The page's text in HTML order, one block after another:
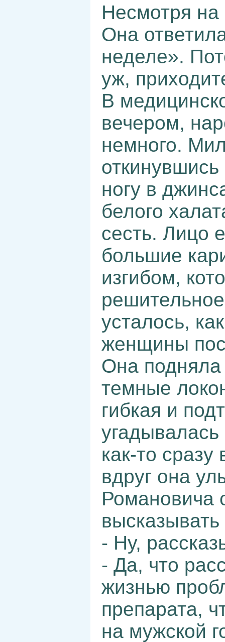
Несмотря
Она
неделе».
уж,
В
вечером,
немного.
откинувшись
ногу в
белого
сесть. Лицо
большие
изгибом,
усталось,
женщины
Она подняла
темные
гибкая и
как-то
вдруг она
Романовича
- Ну,
- Да, что
жизнью
препарата,
на мужской